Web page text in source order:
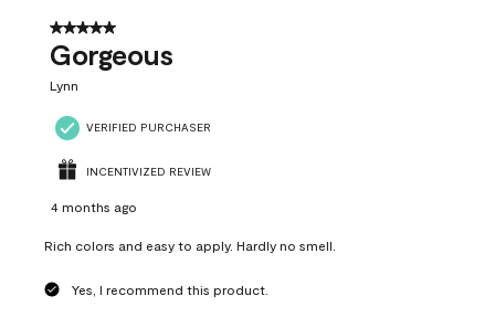
5 out of 5 stars.
Gorgeous
Lynn
VERIFIED PURCHASER
INCENTIVIZED REVIEW
4 months ago
Rich colors and easy to apply. Hardly no smell.
Yes, I recommend this product.